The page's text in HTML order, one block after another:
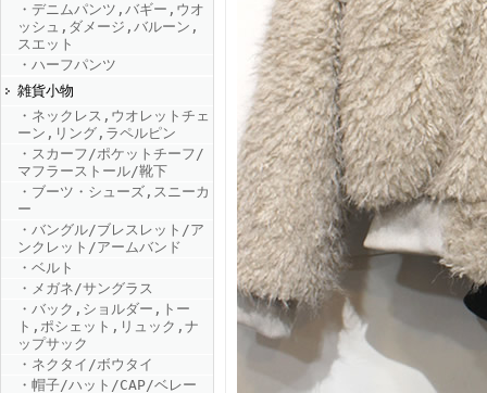
FINEBOYS2025年8月号
FINEBOYS2025年7月号
・デニムパンツ,バギー,ウオ
ッシュ,ダメージ,バルーン,
スエット
・ハーフパンツ
雑貨小物
・ネックレス,ウオレットチェ
ーン,リング,ラペルピン
・スカーフ/ポケットチーフ/
マフラーストール/靴下
・ブーツ・シューズ,スニーカ
ー
・バングル/ブレスレット/ア
ンクレット/アームバンド
・ベルト
・メガネ/サングラス
・バック,ショルダー,トー
ト,ポシェット,リュック,ナ
ップサック
・ネクタイ/ボウタイ
・帽子/ハット/CAP/ベレー